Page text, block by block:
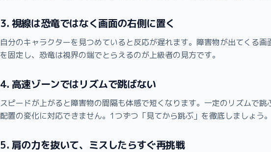
3. 視線は恐竜ではなく画面の右側に置く
自分のキャラクターを見つめていると反応が遅れます。障害物が出てくる画
を固定し、恐竜は視界の端でとらえるのが上級者の見方です。
4. 高速ゾーンではリズムで跳ばない
スピードが上がると障害物の間隔も体感で短くなります。一定のリズムで跳
配置の変化に対応できません。1つずつ「見てから跳ぶ」を徹底しましょう。
5. 肩の力を抜いて、ミスしたらすぐ再挑戦